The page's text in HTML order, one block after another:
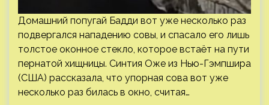
Домашний попугай Бадди вот уже несколько раз
подвергался нападению совы, и спасало его лишь
толстое оконное стекло, которое встаёт на пути
пернатой хищницы. Синтия Оже из Нью-Гэмпшира
(США) рассказала, что упорная сова вот уже
несколько раз билась в окно, считая…